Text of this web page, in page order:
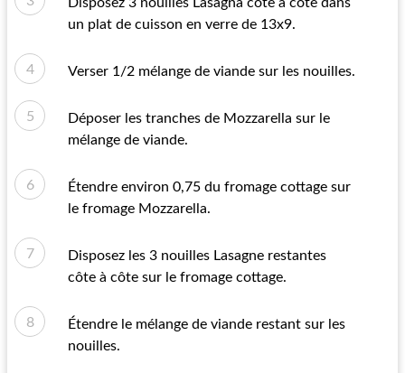
un plat de cuisson en verre de 13x9.
Verser 1/2 mélange de viande sur les nouilles.
Déposer les tranches de Mozzarella sur le
mélange de viande.
Étendre environ 0,75 du fromage cottage sur
le fromage Mozzarella.
Disposez les 3 nouilles Lasagne restantes
côte à côte sur le fromage cottage.
Étendre le mélange de viande restant sur les
nouilles.